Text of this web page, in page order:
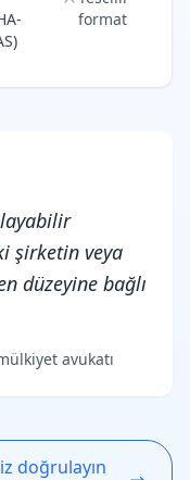
format
şirketin veya
düzeyine bağlı
avukatı
doğrulayın